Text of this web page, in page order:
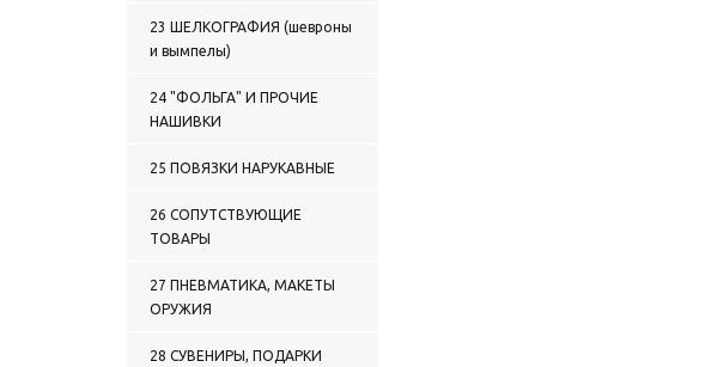
ПЛАСТИЗОЛЕВЫЕ ВМФ
1522 НАШИВКИ НА ГРУДЬ
1523 НАШИВКИ НА ГРУДЬ
ПЛАСТИЗОЛЕВЫЕ ВВ
ПЛАСТИЗОЛЕВЫЕ МЮ
ПЛАСТИЗОЛЕВЫЕ МЧС
1526 НАШИВКИ НА ГРУДЬ
ВЕДОМСТВА
1527 НАШИВКИ НА ГРУДЬ
КАЗАЧЕСТВО
23 ШЕЛКОГРАФИЯ (шевроны
и вымпелы)
24 "ФОЛЬГА" И ПРОЧИЕ
НАШИВКИ
25 ПОВЯЗКИ НАРУКАВНЫЕ
26 СОПУТСТВУЮЩИЕ
ТОВАРЫ
27 ПНЕВМАТИКА, МАКЕТЫ
ОРУЖИЯ
28 СУВЕНИРЫ, ПОДАРКИ